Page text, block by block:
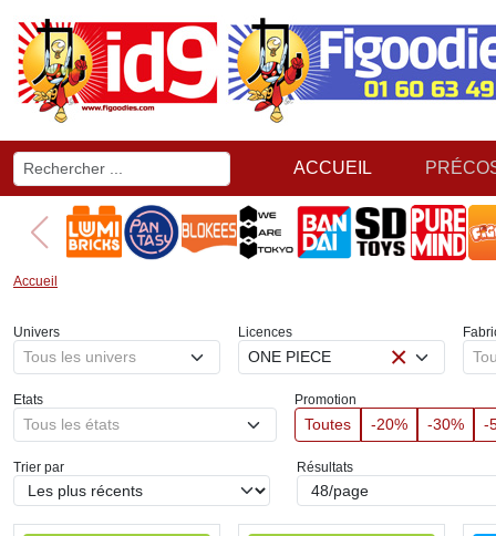
ACCUEIL
Accueil
Univers
Tous les univers
Licences
ONE PIECE ×
Etats
Tous les états
Promotion
Toutes -20% -30% -
Trier par Résultats